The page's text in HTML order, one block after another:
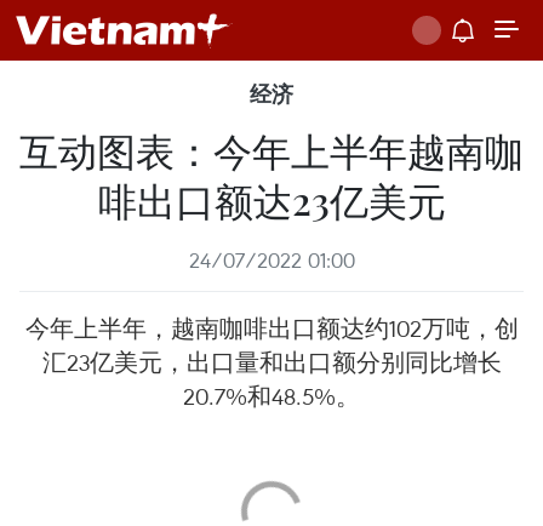
经济
互动图表：今年上半年越南咖
啡出口额达23亿美元
24/07/2022 01:00
今年上半年，越南咖啡出口额达约102万吨，创
汇23亿美元，出口量和出口额分别同比增长
20.7%和48.5%。